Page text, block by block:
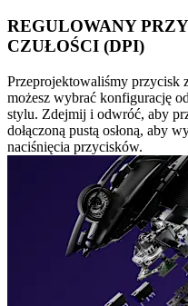
REGULOWANY
CZUŁOŚCI (DPI)
Przeprojektowaliśmy przycisk
możesz wybrać konfigurację
stylu. Zdejmij i odwróć, aby
dołączoną pustą osłoną, aby
naciśnięcia przycisków.